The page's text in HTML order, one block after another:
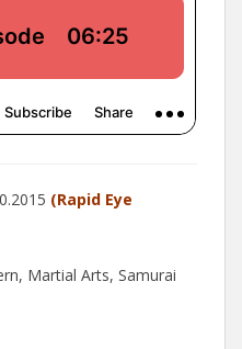
(Rapid Eye
Martial Arts, Samurai